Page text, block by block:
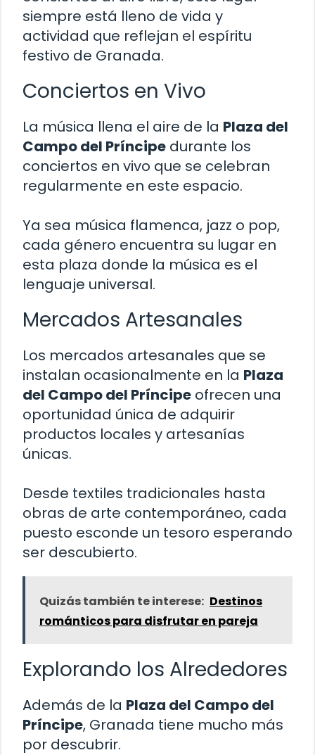
siempre está lleno de vida y
actividad que reflejan el espíritu
festivo de Granada.
Conciertos en Vivo
La música llena el aire de la Plaza del
Campo del Príncipe durante los
conciertos en vivo que se celebran
regularmente en este espacio.
Ya sea música flamenca, jazz o pop,
cada género encuentra su lugar en
esta plaza donde la música es el
lenguaje universal.
Mercados Artesanales
Los mercados artesanales que se
instalan ocasionalmente en la Plaza
del Campo del Príncipe ofrecen una
oportunidad única de adquirir
productos locales y artesanías
únicas.
Desde textiles tradicionales hasta
obras de arte contemporáneo, cada
puesto esconde un tesoro esperando
ser descubierto.
Quizás también te interese: Destinos
románticos para disfrutar en pareja
Explorando los Alrededores
Además de la Plaza del Campo del
Príncipe, Granada tiene mucho más
por descubrir.